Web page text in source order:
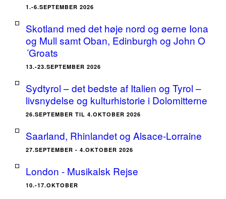
1.-6.SEPTEMBER 2026
Skotland med det høje nord og øerne Iona
og Mull samt Oban, Edinburgh og John O
´Groats
13.-23.SEPTEMBER 2026
Sydtyrol – det bedste af Italien og Tyrol –
livsnydelse og kulturhistorie i Dolomitterne
26.SEPTEMBER TIL 4.OKTOBER 2026
Saarland, Rhinlandet og Alsace-Lorraine
27.SEPTEMBER - 4.OKTOBER 2026
London - Musikalsk Rejse
10.-17.OKTOBER